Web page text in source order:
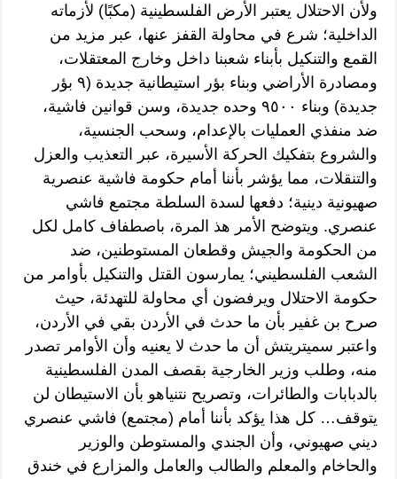
ولأن الاحتلال يعتبر الأرض الفلسطينية (مكبًا) لأزماته
الداخلية؛ شرع في محاولة القفز عنها، عبر مزيد من
القمع والتنكيل بأبناء شعبنا داخل وخارج المعتقلات،
ومصادرة الأراضي وبناء بؤر استيطانية جديدة (٩ بؤر
جديدة) وبناء ٩٥٠٠ وحده جديدة، وسن قوانين فاشية،
ضد منفذي العمليات بالإعدام، وسحب الجنسية،
والشروع بتفكيك الحركة الأسيرة، عبر التعذيب والعزل
والتنقلات، مما يؤشر بأننا أمام حكومة فاشية عنصرية
صهيونية دينية؛ دفعها لسدة السلطة مجتمع فاشي
عنصري. ويتوضح الأمر هذ المرة، باصطفاف كامل لكل
من الحكومة والجيش وقطعان المستوطنين، ضد
الشعب الفلسطيني؛ يمارسون القتل والتنكيل بأوامر من
حكومة الاحتلال ويرفضون أي محاولة للتهدئة، حيث
صرح بن غفير بأن ما حدث في الأردن بقي في الأردن،
واعتبر سميتريتش أن ما حدث لا يعنيه وأن الأوامر تصدر
منه، وطلب وزير الخارجية بقصف المدن الفلسطينية
بالدبابات والطائرات، وتصريح نتنياهو بأن الاستيطان لن
يتوقف… كل هذا يؤكد بأننا أمام (مجتمع) فاشي عنصري
ديني صهيوني، وأن الجندي والمستوطن والوزير
والحاخام والمعلم والطالب والعامل والمزارع في خندق